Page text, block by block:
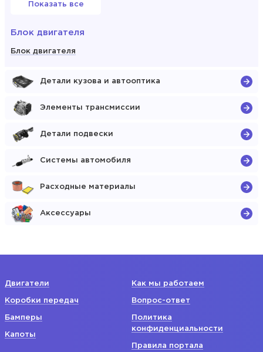
Показать все
Блок двигателя
Блок двигателя
Детали кузова и автооптика
Элементы трансмиссии
Детали подвески
Системы автомобиля
Расходные материалы
Аксессуары
Двигатели
Коробки передач
Бамперы
Капоты
Как мы работаем
Вопрос-ответ
Политика
конфиденциальности
Правила портала